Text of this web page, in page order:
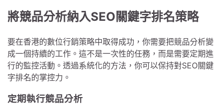
將競品分析納入SEO關鍵字排名策略
要在香港的數位行銷策略中取得成功，你需要把競品分析變
成一個持續的工作。這不是一次性的任務，而是需要定期進
行的監控活動。透過系統化的方法，你可以保持對SEO關鍵
字排名的掌控力。
定期執行競品分析